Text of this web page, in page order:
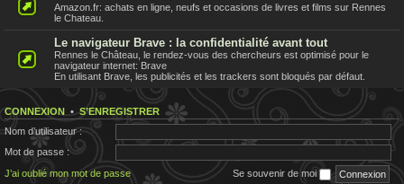
Amazon.fr: achats en ligne, neufs et occasions de livres et films sur Rennes
le Chateau.
Le navigateur Brave : la confidentialité avant tout
Rennes le Château, le rendez-vous des chercheurs est optimisé pour le
navigateur internet: Brave
En utilisant Brave, les publicités et les trackers sont bloqués par défaut.
CONNEXION •S’ENREGISTRER
Nom d’utilisateur :
Mot de passe :
J’ai oublié mon mot de passe
Se souvenir de moi